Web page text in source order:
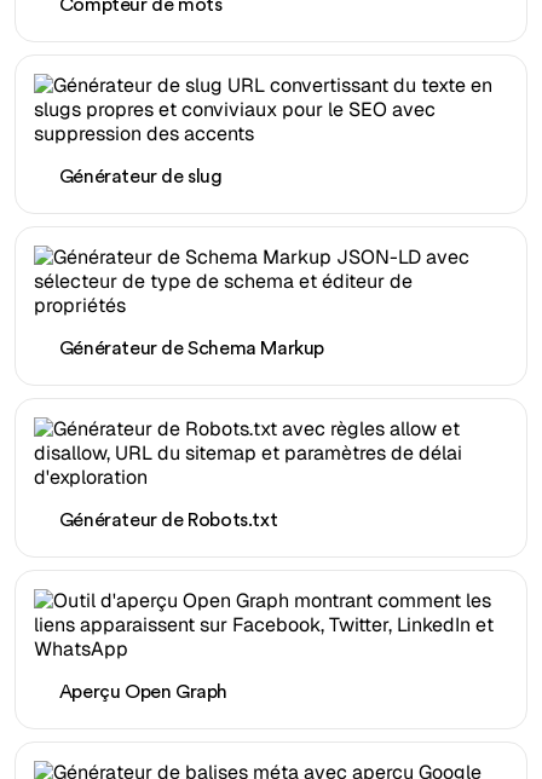
Compteur de mots
Générateur de slug
Générateur de Schema Markup
Générateur de Robots.txt
Aperçu Open Graph